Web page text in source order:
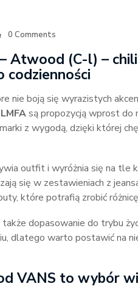
0 Comments
Atwood (C-l) –
codzienności
nie boją się wyrazistych
są propozycją wprost do
z wygodą, dzięki której
outfit i wyróżnia się na tle
się w zestawieniach z
które potrafią zrobić
dopasowanie do trybu
dlatego warto postawić na
VANS to wybór